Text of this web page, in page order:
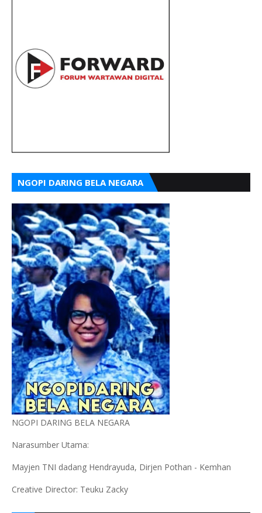
NGOPI DARING BELA NEGARA
NGOPI DARING BELA NEGARA
Narasumber Utama:
Mayjen TNI dadang Hendrayuda, Dirjen Pothan - Kemhan
Creative Director: Teuku Zacky